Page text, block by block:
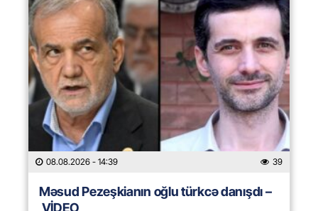
08.08.2026 - 14:39 39
Məsud Pezeşkianın oğlu türkcə danışdı –
VİDEO